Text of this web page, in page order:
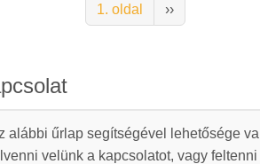
1. oldal
Következő oldal
››
alábbi űrlap segítségével lehetősége
velünk a kapcsolatot, vagy feltenni